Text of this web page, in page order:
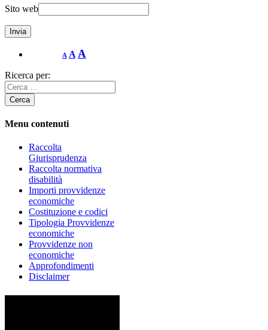
Sito web
A A A
Ricerca per:
Menu contenuti
Raccolta
Giurisprudenza
Raccolta normativa
disabilità
Importi provvidenze
economiche
Costituzione e codici
Tipologia Provvidenze
economiche
Provvidenze non
economiche
Approfondimenti
Disclaimer